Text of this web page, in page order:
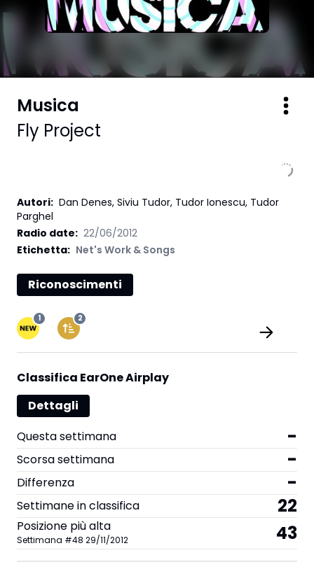
Musica
Fly Project
Autori: Dan Denes, Siviu Tudor, Tudor Ionescu, Tudor
Parghel
Radio date: 22/06/2012
Etichetta: Net's Work & Songs
Riconoscimenti
1 2
Classifica EarOne Airplay
Dettagli
Questa settimana
-
Scorsa settimana -
Differenza -
Settimane in classifica 22
Posizione più alta
Settimana #48 29/11/2012 43